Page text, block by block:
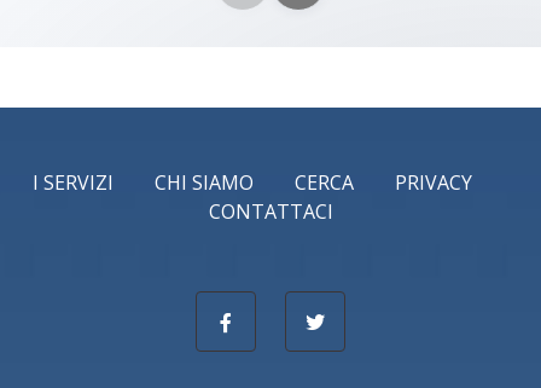
I SERVIZI CHI SIAMO CERCA
PRIVACY
CONTATTACI